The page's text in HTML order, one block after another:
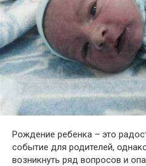
Рождение ребенка – это
событие для родителей,
возникнуть ряд вопросов и